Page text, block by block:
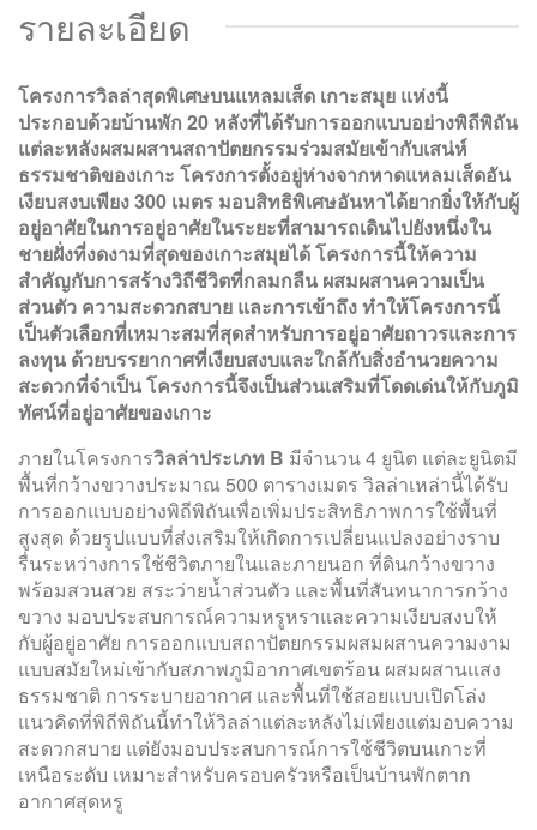
รายละเอียด
โครงการวิลล่าสุดพิเศษบนแหลมเส็ด เกาะสมุย แห่งนี้
ประกอบด้วยบ้านพัก 20 หลังที่ได้รับการออกแบบอย่างพิถีพิถัน
แต่ละหลังผสมผสานสถาปัตยกรรมร่วมสมัยเข้ากับเสน่ห์
ธรรมชาติของเกาะ โครงการตั้งอยู่ห่างจากหาดแหลมเส็ดอัน
เงียบสงบเพียง 300 เมตร มอบสิทธิพิเศษอันหาได้ยากยิ่งให้กับผู้
อยู่อาศัยในการอยู่อาศัยในระยะที่สามารถเดินไปยังหนึ่งใน
ชายฝั่งที่งดงามที่สุดของเกาะสมุยได้ โครงการนี้ให้ความ
สำคัญกับการสร้างวิถีชีวิตที่กลมกลืน ผสมผสานความเป็น
ส่วนตัว ความสะดวกสบาย และการเข้าถึง ทำให้โครงการนี้
เป็นตัวเลือกที่เหมาะสมที่สุดสำหรับการอยู่อาศัยถาวรและการ
ลงทุน ด้วยบรรยากาศที่เงียบสงบและใกล้กับสิ่งอำนวยความ
สะดวกที่จำเป็น โครงการนี้จึงเป็นส่วนเสริมที่โดดเด่นให้กับภูมิ
ทัศน์ที่อยู่อาศัยของเกาะ
ภายในโครงการวิลล่าประเภท B มีจำนวน 4 ยูนิต แต่ละยูนิตมี
พื้นที่กว้างขวางประมาณ 500 ตารางเมตร วิลล่าเหล่านี้ได้รับ
การออกแบบอย่างพิถีพิถันเพื่อเพิ่มประสิทธิภาพการใช้พื้นที่
สูงสุด ด้วยรูปแบบที่ส่งเสริมให้เกิดการเปลี่ยนแปลงอย่างราบ
รื่นระหว่างการใช้ชีวิตภายในและภายนอก ที่ดินกว้างขวาง
พร้อมสวนสวย สระว่ายน้ำส่วนตัว และพื้นที่สันทนาการกว้าง
ขวาง มอบประสบการณ์ความหรูหราและความเงียบสงบให้
กับผู้อยู่อาศัย การออกแบบสถาปัตยกรรมผสมผสานความงาม
แบบสมัยใหม่เข้ากับสภาพภูมิอากาศเขตร้อน ผสมผสานแสง
ธรรมชาติ การระบายอากาศ และพื้นที่ใช้สอยแบบเปิดโล่ง
แนวคิดที่พิถีพิถันนี้ทำให้วิลล่าแต่ละหลังไม่เพียงแต่มอบความ
สะดวกสบาย แต่ยังมอบประสบการณ์การใช้ชีวิตบนเกาะที่
เหนือระดับ เหมาะสำหรับครอบครัวหรือเป็นบ้านพักตาก
อากาศสุดหรู